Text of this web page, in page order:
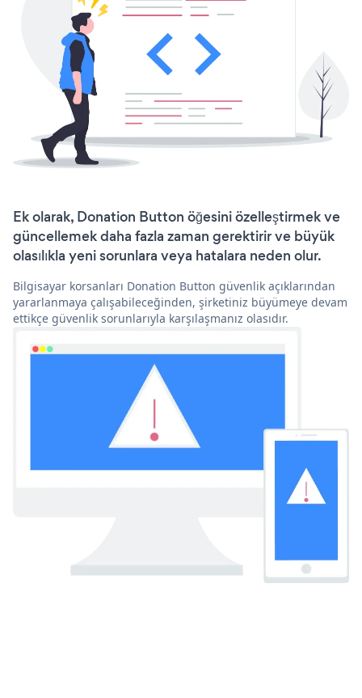
Ek olarak, Donation Button öğesini özelleştirmek ve
güncellemek daha fazla zaman gerektirir ve büyük
olasılıkla yeni sorunlara veya hatalara neden olur.
Bilgisayar korsanları Donation Button güvenlik açıklarından
yararlanmaya çalışabileceğinden, şirketiniz büyümeye devam
ettikçe güvenlik sorunlarıyla karşılaşmanız olasıdır.